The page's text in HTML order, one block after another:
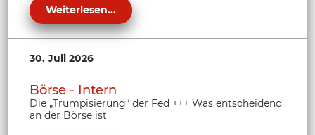
Weiterlesen...
30. Juli 2026
Börse - Intern
Die „Trumpisierung“ der Fed +++ Was entscheidend
an der Börse ist